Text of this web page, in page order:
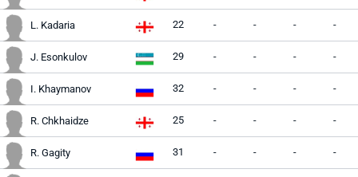
L. Kadaria 22 - - - -
J. Esonkulov 29 - - - -
I. Khaymanov 32 - - - -
R. Chkhaidze 25 - - - -
R. Gagity 31 - - - -